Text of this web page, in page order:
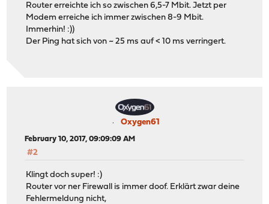
Router erreichte ich so zwischen 6,5-7 Mbit. Jetzt per
Modem erreiche ich immer zwischen 8-9 Mbit.
Immerhin! :))
Der Ping hat sich von ~ 25 ms auf < 10 ms verringert.
Oxygen61
February 10, 2017, 09:09:09 AM
#2
Klingt doch super! :)
Router vor ner Firewall is immer doof. Erklärt zwar deine
Fehlermeldung nicht,